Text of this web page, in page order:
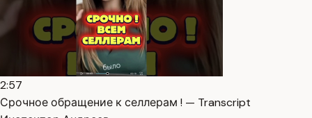
2:57
Срочное обращение к селлерам ! — Transcript